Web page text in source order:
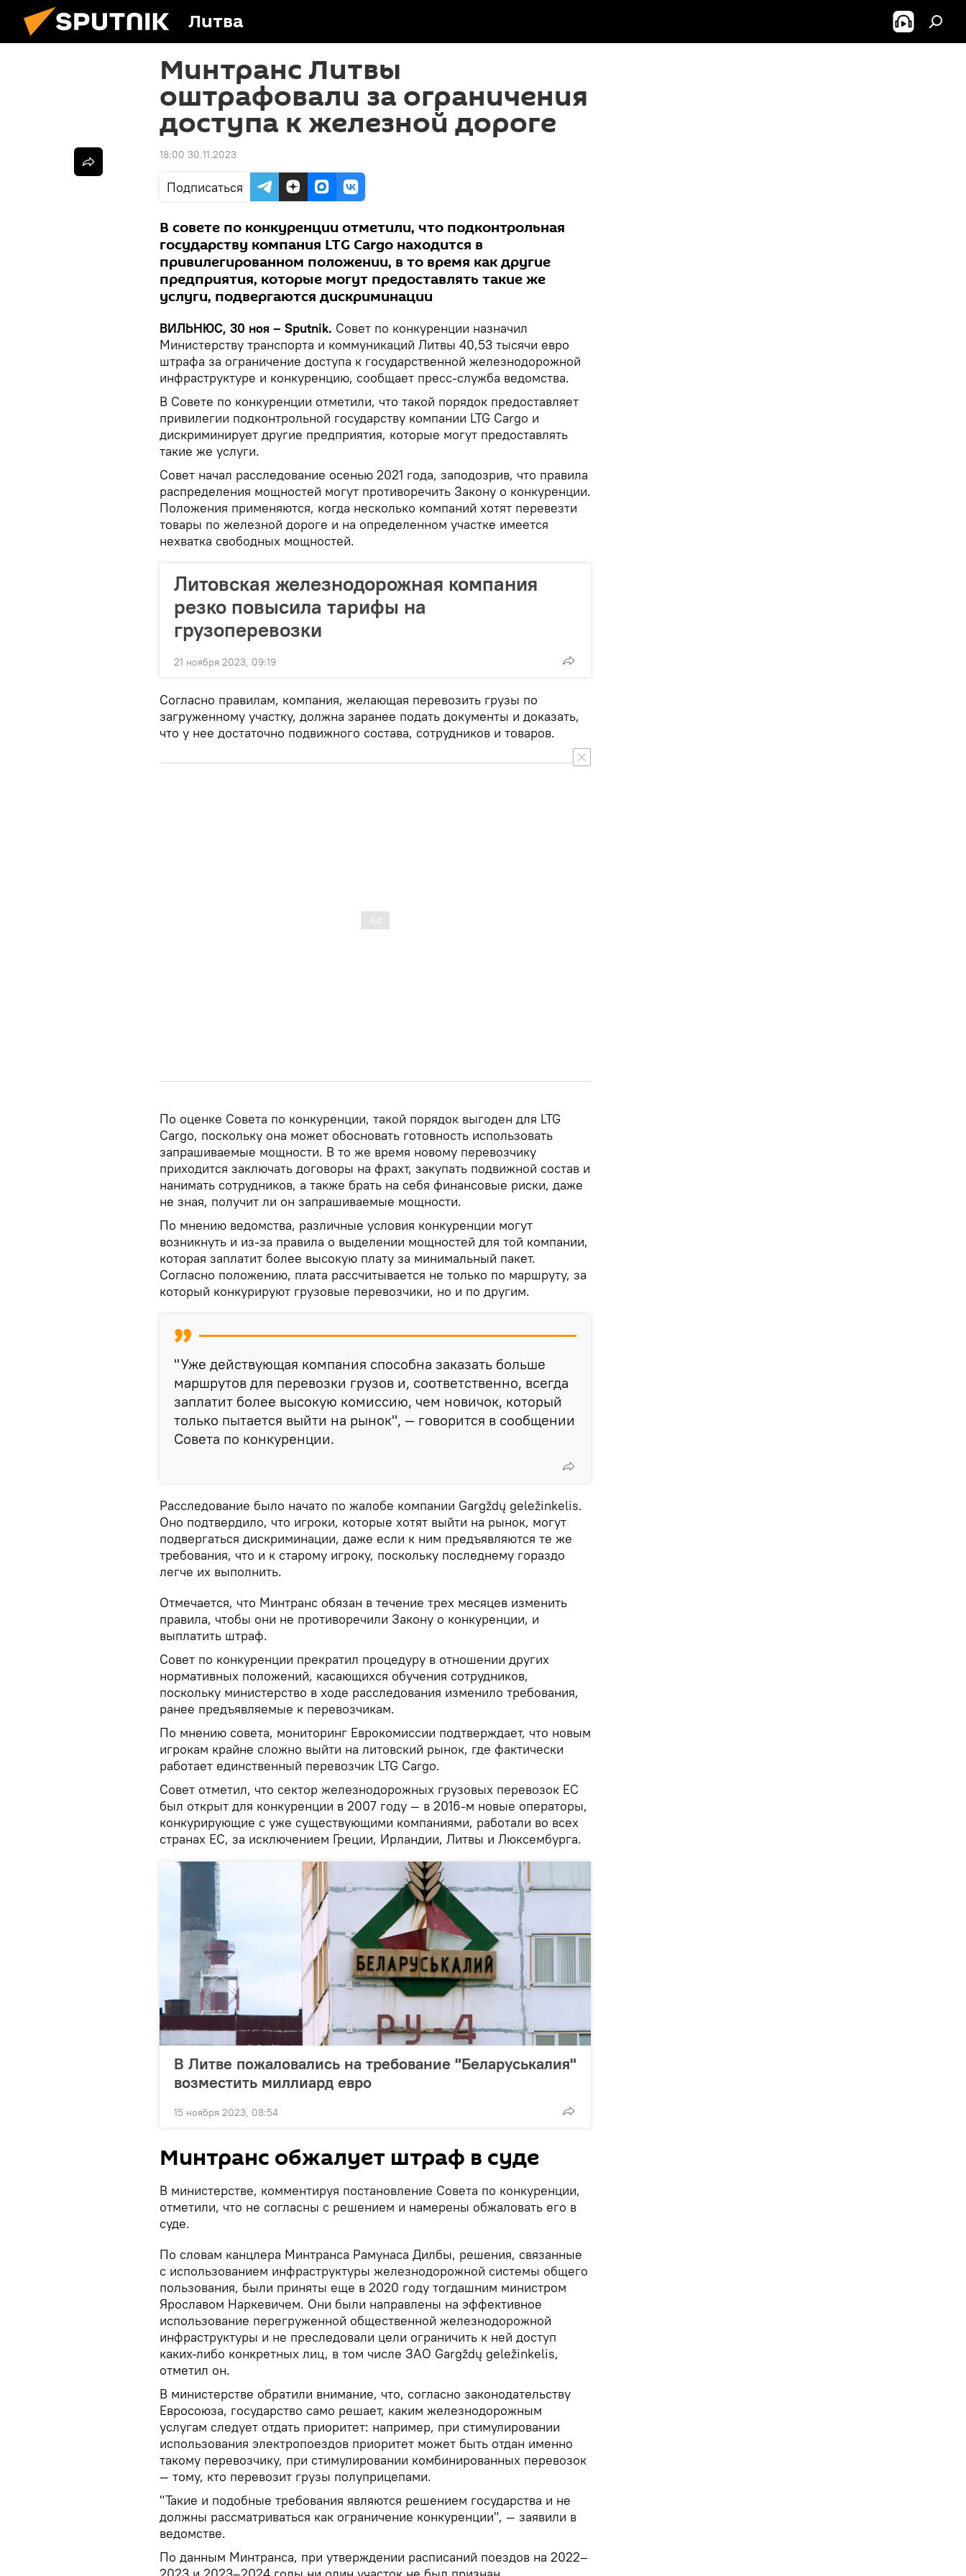
Литва
Минтранс Литвы
оштрафовали за ограничения
доступа к железной дороге
18:00 30.11.2023
Подписаться
В совете по конкуренции отметили, что подконтрольная
государству компания LTG Cargo находится в
привилегированном положении, в то время как другие
предприятия, которые могут предоставлять такие же
услуги, подвергаются дискриминации
ВИЛЬНЮС, 30 ноя – Sputnik. Совет по конкуренции назначил
Министерству транспорта и коммуникаций Литвы 40,53 тысячи евро
штрафа за ограничение доступа к государственной железнодорожной
инфраструктуре и конкуренцию, сообщает пресс-служба ведомства.
В Совете по конкуренции отметили, что такой порядок предоставляет
привилегии подконтрольной государству компании LTG Cargo и
дискриминирует другие предприятия, которые могут предоставлять
такие же услуги.
Совет начал расследование осенью 2021 года, заподозрив, что правила
распределения мощностей могут противоречить Закону о конкуренции.
Положения применяются, когда несколько компаний хотят перевезти
товары по железной дороге и на определенном участке имеется
нехватка свободных мощностей.
Литовская железнодорожная компания
резко повысила тарифы на
грузоперевозки
21 ноября 2023, 09:19
Согласно правилам, компания, желающая перевозить грузы по
загруженному участку, должна заранее подать документы и доказать,
что у нее достаточно подвижного состава, сотрудников и товаров.
По оценке Совета по конкуренции, такой порядок выгоден для LTG
Cargo, поскольку она может обосновать готовность использовать
запрашиваемые мощности. В то же время новому перевозчику
приходится заключать договоры на фрахт, закупать подвижной состав и
нанимать сотрудников, а также брать на себя финансовые риски, даже
не зная, получит ли он запрашиваемые мощности.
По мнению ведомства, различные условия конкуренции могут
возникнуть и из-за правила о выделении мощностей для той компании,
которая заплатит более высокую плату за минимальный пакет.
Согласно положению, плата рассчитывается не только по маршруту, за
который конкурируют грузовые перевозчики, но и по другим.
"Уже действующая компания способна заказать больше
маршрутов для перевозки грузов и, соответственно, всегда
заплатит более высокую комиссию, чем новичок, который
только пытается выйти на рынок", — говорится в сообщении
Совета по конкуренции.
Расследование было начато по жалобе компании Gargždų geležinkelis.
Оно подтвердило, что игроки, которые хотят выйти на рынок, могут
подвергаться дискриминации, даже если к ним предъявляются те же
требования, что и к старому игроку, поскольку последнему гораздо
легче их выполнить.
Отмечается, что Минтранс обязан в течение трех месяцев изменить
правила, чтобы они не противоречили Закону о конкуренции, и
выплатить штраф.
Совет по конкуренции прекратил процедуру в отношении других
нормативных положений, касающихся обучения сотрудников,
поскольку министерство в ходе расследования изменило требования,
ранее предъявляемые к перевозчикам.
По мнению совета, мониторинг Еврокомиссии подтверждает, что новым
игрокам крайне сложно выйти на литовский рынок, где фактически
работает единственный перевозчик LTG Cargo.
Совет отметил, что сектор железнодорожных грузовых перевозок ЕС
был открыт для конкуренции в 2007 году — в 2016-м новые операторы,
конкурирующие с уже существующими компаниями, работали во всех
странах ЕС, за исключением Греции, Ирландии, Литвы и Люксембурга.
В Литве пожаловались на требование "Беларуськалия"
возместить миллиард евро
15 ноября 2023, 08:54
Минтранс обжалует штраф в суде
В министерстве, комментируя постановление Совета по конкуренции,
отметили, что не согласны с решением и намерены обжаловать его в
суде.
По словам канцлера Минтранса Рамунаса Дилбы, решения, связанные
с использованием инфраструктуры железнодорожной системы общего
пользования, были приняты еще в 2020 году тогдашним министром
Ярославом Наркевичем. Они были направлены на эффективное
использование перегруженной общественной железнодорожной
инфраструктуры и не преследовали цели ограничить к ней доступ
каких-либо конкретных лиц, в том числе ЗАО Gargždų geležinkelis,
отметил он.
В министерстве обратили внимание, что, согласно законодательству
Евросоюза, государство само решает, каким железнодорожным
услугам следует отдать приоритет: например, при стимулировании
использования электропоездов приоритет может быть отдан именно
такому перевозчику, при стимулировании комбинированных перевозок
— тому, кто перевозит грузы полуприцепами.
"Такие и подобные требования являются решением государства и не
должны рассматриваться как ограничение конкуренции", — заявили в
ведомстве.
По данным Минтранса, при утверждении расписаний поездов на 2022–